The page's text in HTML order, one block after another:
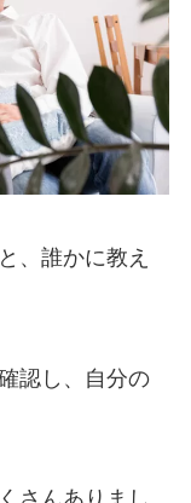
、誰かに教え
認し、自分の